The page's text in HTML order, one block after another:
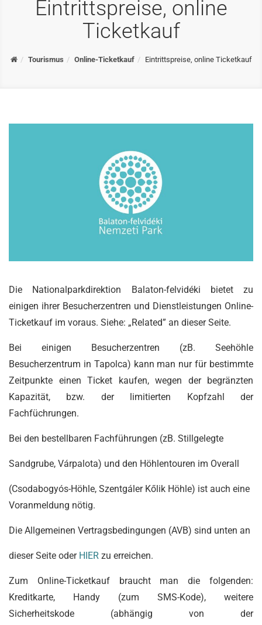
Eintrittspreise, online
Ticketkauf
HomeTourismus Online-Ticketkauf Eintrittspreise, online Ticketkauf
Die Nationalparkdirektion Balaton-felvidéki bietet zu
einigen ihrer Besucherzentren und Dienstleistungen Online-
Ticketkauf im voraus. Siehe: „Related” an dieser Seite.
Bei einigen Besucherzentren (zB. Seehöhle
Besucherzentrum in Tapolca) kann man nur für bestimmte
Zeitpunkte einen Ticket kaufen, wegen der begränzten
Kapazität, bzw. der limitierten Kopfzahl der
Fachfüchrungen.
Bei den bestellbaren Fachführungen (zB. Stillgelegte
Sandgrube, Várpalota) und den Höhlentouren im Overall
(Csodabogyós-Höhle, Szentgáler Kőlik Höhle) ist auch eine
Voranmeldung nötig.
Die Allgemeinen Vertragsbedingungen (AVB) sind unten an
dieser Seite oder HIER zu erreichen.
Zum Online-Ticketkauf braucht man die folgenden:
Kreditkarte, Handy (zum SMS-Kode), weitere
Sicherheitskode (abhängig von der